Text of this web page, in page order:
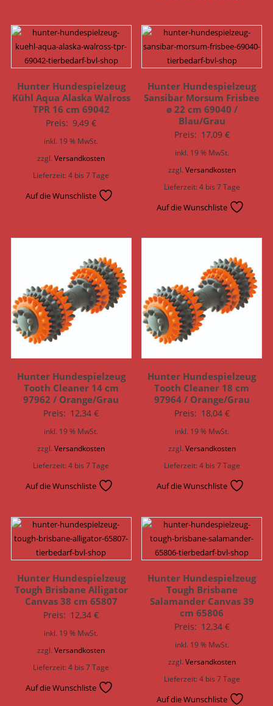
Hunter Hundespielzeug
Kühl Aqua Alaska Walross
TPR 16 cm 69042
Preis: 9,49€
inkl. 19 % MwSt.
zzgl.Versandkosten
Lieferzeit:4 bis 7 Tage
Auf die Wunschliste
Hunter Hundespielzeug
Sansibar Morsum Frisbee
ø 22 cm 69040 /
Blau/Grau
Preis: 17,09 €
inkl. 19 % MwSt.
zzgl. Versandkosten
Lieferzeit:4 bis 7 Tage
Auf die Wunschliste
Hunter Hundespielzeug
Tooth Cleaner 14 cm
97962 / Orange/Grau
Preis: 12,34€
inkl. 19 % MwSt.
zzgl.Versandkosten
Lieferzeit:4 bis 7 Tage
Auf die Wunschliste
Hunter Hundespielzeug
Tooth Cleaner 18 cm
97964 / Orange/Grau
Preis: 18,04 €
inkl. 19 % MwSt.
zzgl.Versandkosten
Lieferzeit:4 bis 7 Tage
Auf die Wunschliste
Hunter Hundespielzeug
Tough Brisbane Alligator
Canvas 38 cm 65807
Preis: 12,34€
inkl. 19 % MwSt.
zzgl.Versandkosten
Lieferzeit:4 bis 7 Tage
Auf die Wunschliste
Hunter Hundespielzeug
Tough Brisbane
Salamander Canvas 39
cm 65806
Preis: 12,34 €
inkl. 19 % MwSt.
zzgl. Versandkosten
Lieferzeit:4 bis 7 Tage
Auf die Wunschliste